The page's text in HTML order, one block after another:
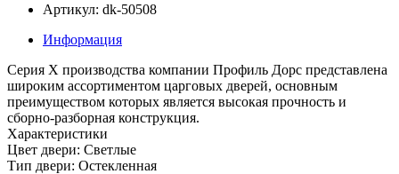
Артикул: dk-50508
Информация
Серия Х производства компании Профиль Дорс представлена
широким ассортиментом царговых дверей, основным
преимуществом которых является высокая прочность и
сборно-разборная конструкция.
Характеристики
Цвет двери: Светлые
Тип двери: Остекленная